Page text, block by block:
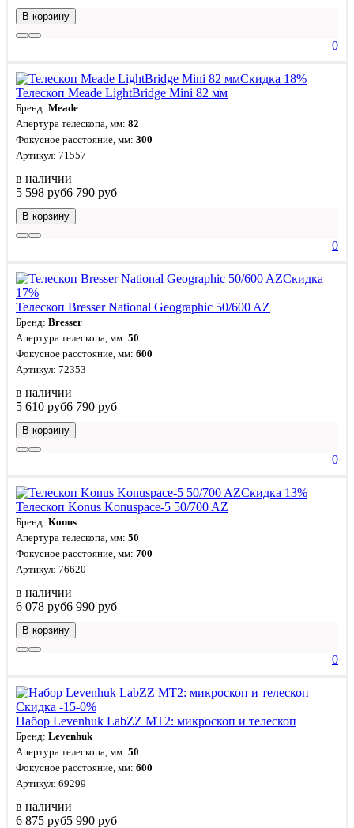
В корзину
0
Скидка 18%
Телескоп Meade LightBridge Mini 82 мм
Бренд: Meade
Апертура телескопа, мм: 82
Фокусное расстояние, мм: 300
Артикул: 71557
в наличии
5 598 руб6 790 руб
В корзину
0
Скидка
17%
Телескоп Bresser National Geographic 50/600 AZ
Бренд: Bresser
Апертура телескопа, мм: 50
Фокусное расстояние, мм: 600
Артикул: 72353
в наличии
5 610 руб6 790 руб
В корзину
0
Скидка 13%
Телескоп Konus Konuspace-5 50/700 AZ
Бренд: Konus
Апертура телескопа, мм: 50
Фокусное расстояние, мм: 700
Артикул: 76620
в наличии
6 078 руб6 990 руб
В корзину
0
Скидка -15-0%
Набор Levenhuk LabZZ MT2: микроскоп и телескоп
Бренд: Levenhuk
Апертура телескопа, мм: 50
Фокусное расстояние, мм: 600
Артикул: 69299
в наличии
6 875 руб5 990 руб